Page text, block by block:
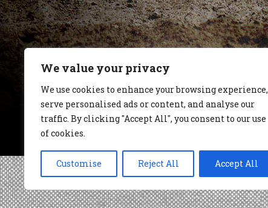
We value your privacy
We use cookies to enhance your browsing experience,
serve personalised ads or content, and analyse our
traffic. By clicking "Accept All", you consent to our use
of cookies.
Customise Reject All Accept All